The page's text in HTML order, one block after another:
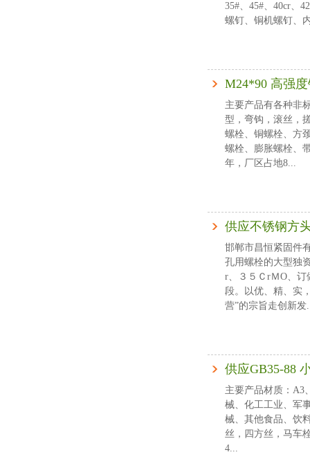
35#、45#、40cr、
螺钉、铜机螺钉、
M24*90 高强
主要产品有各种非
型，弯钩，滚丝，
螺栓、铜螺栓、方
螺栓、膨胀螺栓、
年，厂区占地8...
供应不锈钢方
邯郸市昌恒紧固件
孔用螺栓的大型独
r、３５ＣrＭO、
段。以优、精、实
营”的宗旨走创新发
供应GB35-88
主要产品材质：A3
械、化工工业、军
械、其他食品、饮
丝，四方丝，马车
4...